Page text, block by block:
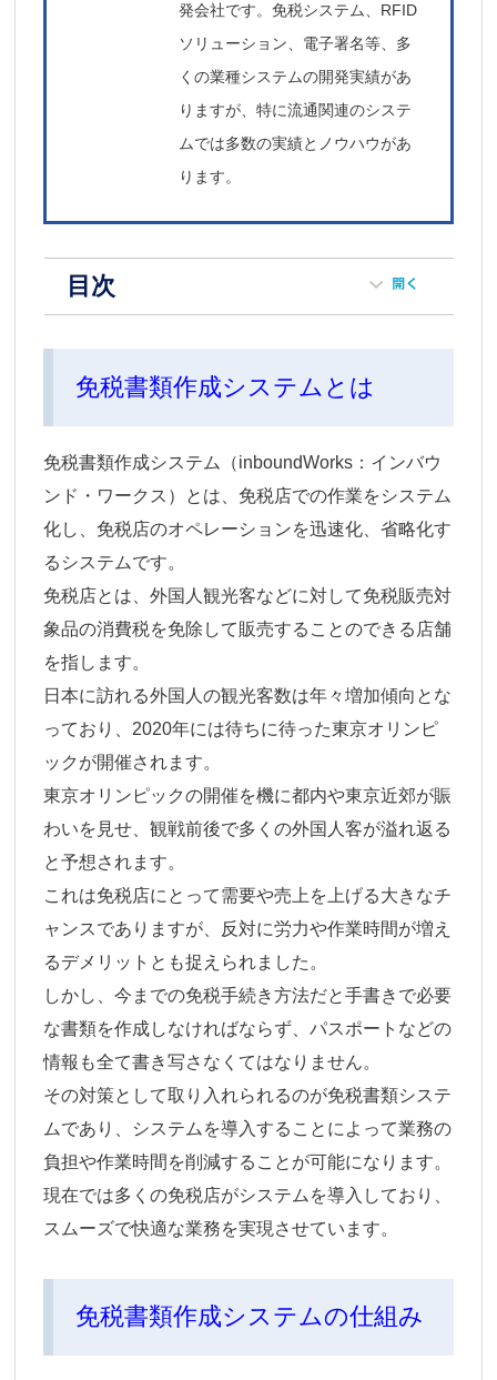
発会社です。免税システム、RFID
ソリューション、電子署名等、多
くの業種システムの開発実績があ
りますが、特に流通関連のシステ
ムでは多数の実績とノウハウがあ
ります。
目次
免税書類作成システムとは
免税書類作成システム（inboundWorks：インバウ
ンド・ワークス）とは、免税店での作業をシステム
化し、免税店のオペレーションを迅速化、省略化す
るシステムです。
免税店とは、外国人観光客などに対して免税販売対
象品の消費税を免除して販売することのできる店舗
を指します。
日本に訪れる外国人の観光客数は年々増加傾向とな
っており、2020年には待ちに待った東京オリンピ
ックが開催されます。
東京オリンピックの開催を機に都内や東京近郊が賑
わいを見せ、観戦前後で多くの外国人客が溢れ返る
と予想されます。
これは免税店にとって需要や売上を上げる大きなチ
ャンスでありますが、反対に労力や作業時間が増え
るデメリットとも捉えられました。
しかし、今までの免税手続き方法だと手書きで必要
な書類を作成しなければならず、パスポートなどの
情報も全て書き写さなくてはなりません。
その対策として取り入れられるのが免税書類システ
ムであり、システムを導入することによって業務の
負担や作業時間を削減することが可能になります。
現在では多くの免税店がシステムを導入しており、
スムーズで快適な業務を実現させています。
免税書類作成システムの仕組み